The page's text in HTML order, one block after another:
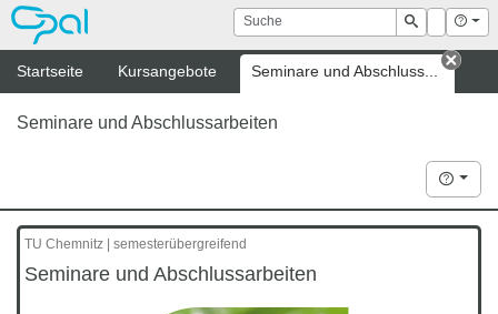
OPAL Suche
Suchen
Login Hilfe
Startseite Kursangebote Seminare und Abschluss...
Tab
Seminare und Abschlussarbeiten
Hilfe
TU Chemnitz | semesterübergreifend
Seminare und Abschlussarbeiten